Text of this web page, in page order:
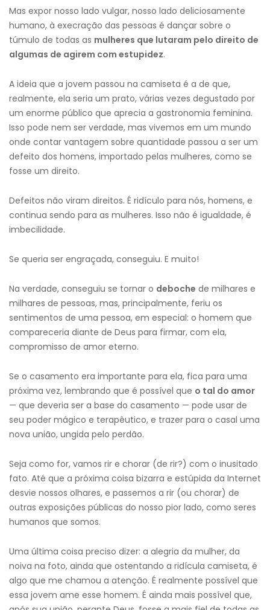
Mas expor nosso lado vulgar, nosso lado deliciosamente
humano, à execração das pessoas é dançar sobre o
túmulo de todas as mulheres que lutaram pelo direito de
algumas de agirem com estupidez.
A ideia que a jovem passou na camiseta é a de que,
realmente, ela seria um prato, várias vezes degustado por
um enorme público que aprecia a gastronomia feminina.
Isso pode nem ser verdade, mas vivemos em um mundo
onde contar vantagem sobre quantidade passou a ser um
defeito dos homens, importado pelas mulheres, como se
fosse um direito.
Defeitos não viram direitos. É ridículo para nós, homens, e
continua sendo para as mulheres. Isso não é igualdade, é
imbecilidade.
Se queria ser engraçada, conseguiu. E muito!
Na verdade, conseguiu se tornar o deboche de milhares e
milhares de pessoas, mas, principalmente, feriu os
sentimentos de uma pessoa, em especial: o homem que
compareceria diante de Deus para firmar, com ela,
compromisso de amor eterno.
Se o casamento era importante para ela, fica para uma
próxima vez, lembrando que é possível que o tal do amor
— que deveria ser a base do casamento — pode usar de
seu poder mágico e terapêutico, e trazer para o casal uma
nova união, ungida pelo perdão.
Seja como for, vamos rir e chorar (de rir?) com o inusitado
fato. Até que a próxima coisa bizarra e estúpida da Internet
desvie nossos olhares, e passemos a rir (ou chorar) de
outras exposições públicas do nosso pior lado, como seres
humanos que somos.
Uma última coisa preciso dizer: a alegria da mulher, da
noiva na foto, ainda que ostentando a ridícula camiseta, é
algo que me chamou a atenção. É realmente possível que
essa jovem ame esse homem. É ainda mais possível que,